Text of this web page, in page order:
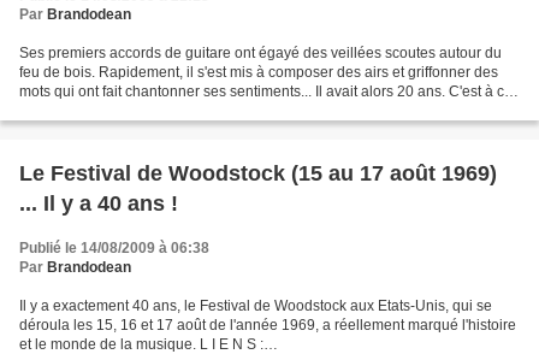
Par Brandodean
Ses premiers accords de guitare ont égayé des veillées scoutes autour du
feu de bois. Rapidement, il s'est mis à composer des airs et griffonner des
mots qui ont fait chantonner ses sentiments... Il avait alors 20 ans. C'est à ce
Le Festival de Woodstock (15 au 17 août 1969)
... Il y a 40 ans !
Publié le 14/08/2009 à 06:38
Par Brandodean
Il y a exactement 40 ans, le Festival de Woodstock aux Etats-Unis, qui se
déroula les 15, 16 et 17 août de l'année 1969, a réellement marqué l'histoire
et le monde de la musique. L I E N S :